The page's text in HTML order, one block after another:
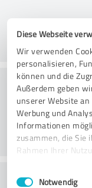
Diese Webseite
Wir verwenden
personalisieren,
können und die
Außerdem geben
unserer Website
Werbung und
Informationen
zusammen, die Sie
Rahmen Ihrer
Impressum
Einwilligungsauswahl
Notwendig